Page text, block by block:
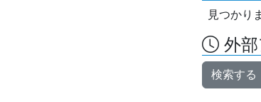
見つかり
外
検索する